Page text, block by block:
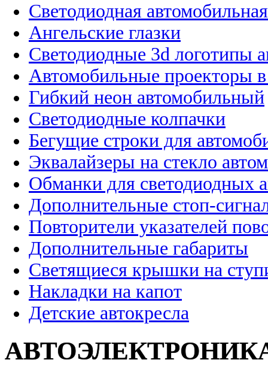
Светодиодная
Ангельские глазки
Светодиодные 3d логотипы
Автомобильные проекторы
Гибкий неон автомобильный
Светодиодные колпачки
Бегущие строки для
Эквалайзеры на стекло
Обманки для светодиодных
Дополнительные стоп-
Повторители указателей
Дополнительные габариты
Светящиеся крышки на
Накладки на капот
Детские автокресла